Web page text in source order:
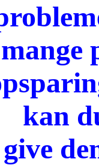
mange
kan